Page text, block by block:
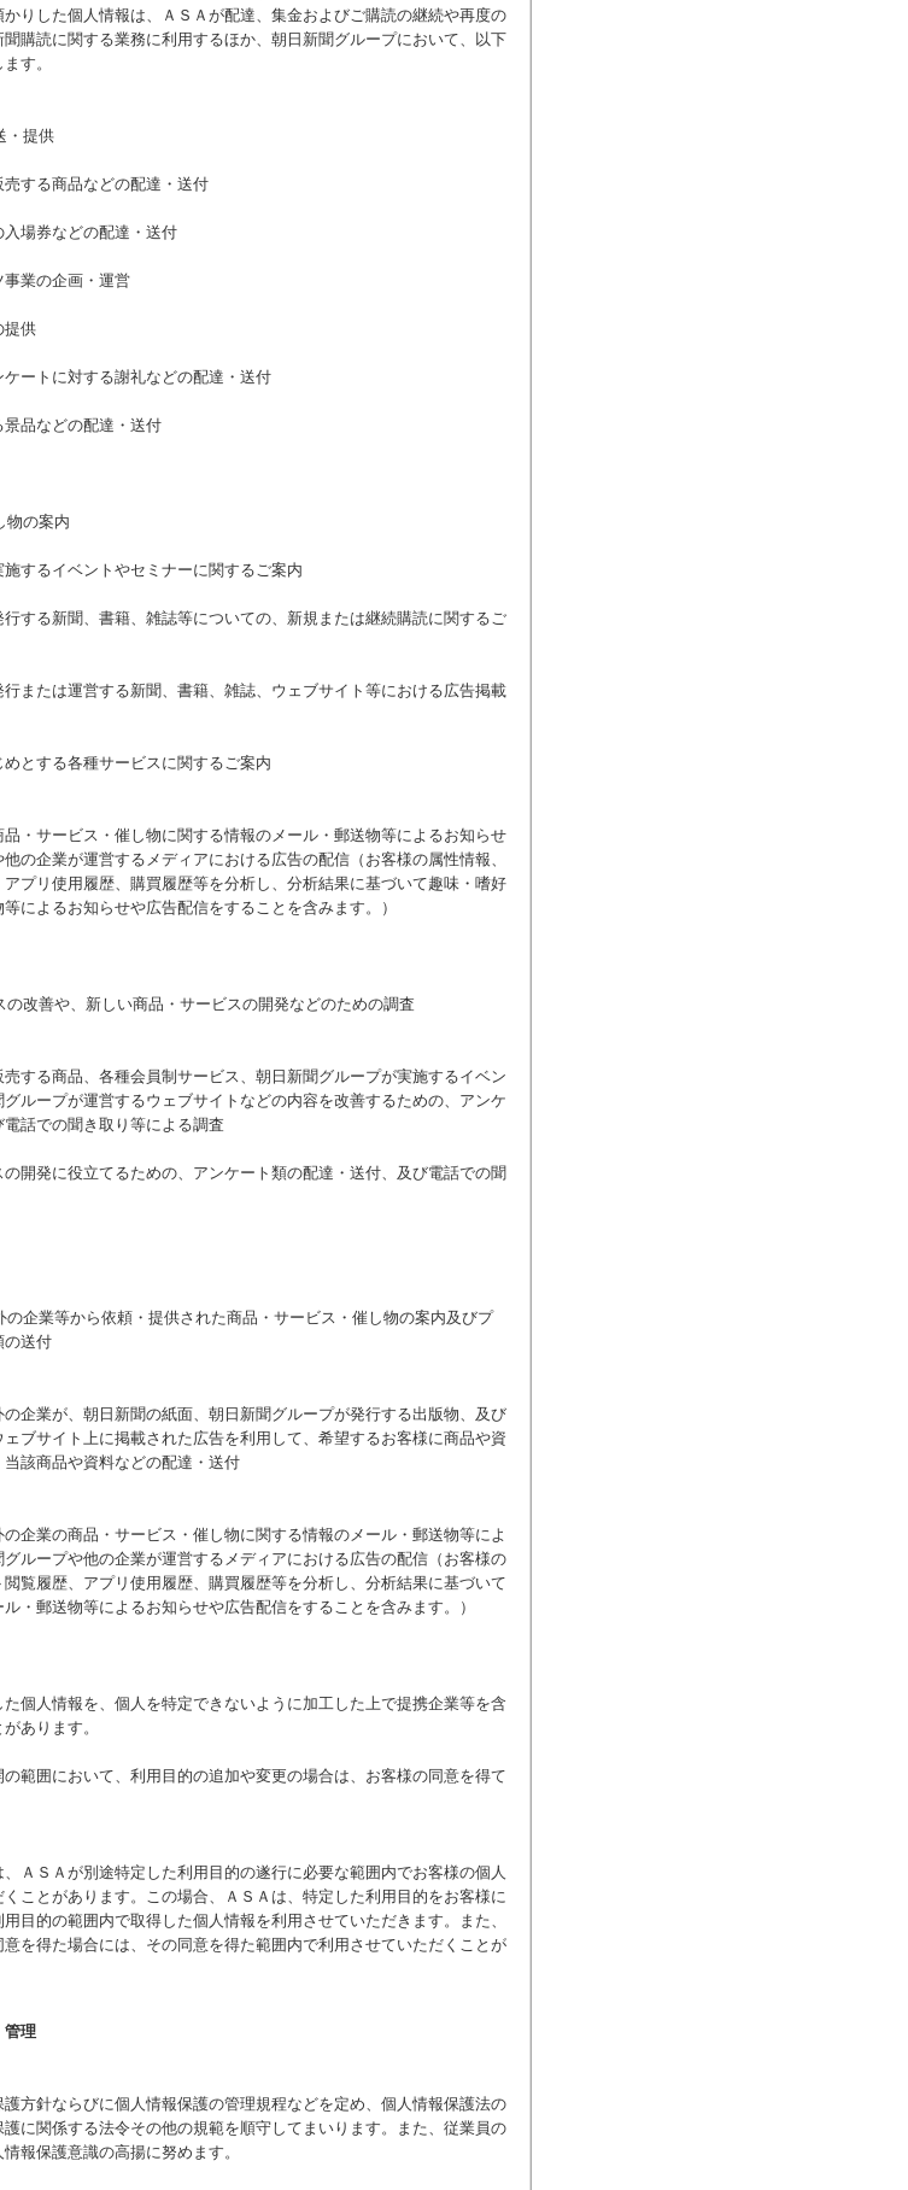
りした個人情報は、ＡＳＡが配達、集金およびご購読の継続や再度の
購読に関する業務に利用するほか、朝日新聞グループにおいて、以下
す。
・提供
売する商品などの配達・送付
入場券などの配達・送付
事業の企画・運営
提供
ケートに対する謝礼などの配達・送付
景品などの配達・送付
物の案内
施するイベントやセミナーに関するご案内
行する新聞、書籍、雑誌等についての、新規または継続購読に関するご
行または運営する新聞、書籍、雑誌、ウェブサイト等における広告掲載
めとする各種サービスに関するご案内
品・サービス・催し物に関する情報のメール・郵送物等によるお知らせ
の企業が運営するメディアにおける広告の配信（お客様の属性情報、
プリ使用履歴、購買履歴等を分析し、分析結果に基づいて趣味・嗜好
によるお知らせや広告配信をすることを含みます。）
の改善や、新しい商品・サービスの開発などのための調査
売する商品、各種会員制サービス、朝日新聞グループが実施するイベン
グループが運営するウェブサイトなどの内容を改善するための、アンケ
話での聞き取り等による調査
の開発に役立てるための、アンケート類の配達・送付、及び電話での聞
の企業等から依頼・提供された商品・サービス・催し物の案内及びプ
の送付
の企業が、朝日新聞の紙面、朝日新聞グループが発行する出版物、及び
ブサイト上に掲載された広告を利用して、希望するお客様に商品や資
該商品や資料などの配達・送付
の企業の商品・サービス・催し物に関する情報のメール・郵送物等によ
ループや他の企業が運営するメディアにおける広告の配信（お客様の
覧履歴、アプリ使用履歴、購買履歴等を分析し、分析結果に基づいて
・郵送物等によるお知らせや広告配信をすることを含みます。）
個人情報を、個人を特定できないように加工した上で提携企業等を含
あります。
範囲において、利用目的の追加や変更の場合は、お客様の同意を得て
ＡＳＡが別途特定した利用目的の遂行に必要な範囲内でお客様の個人
ことがあります。この場合、ＡＳＡは、特定した利用目的をお客様に
目的の範囲内で取得した個人情報を利用させていただきます。また、
を得た場合には、その同意を得た範囲内で利用させていただくことが
管理
護方針ならびに個人情報保護の管理規程などを定め、個人情報保護法の
に関係する法令その他の規範を順守してまいります。また、従業員の
報保護意識の高揚に努めます。